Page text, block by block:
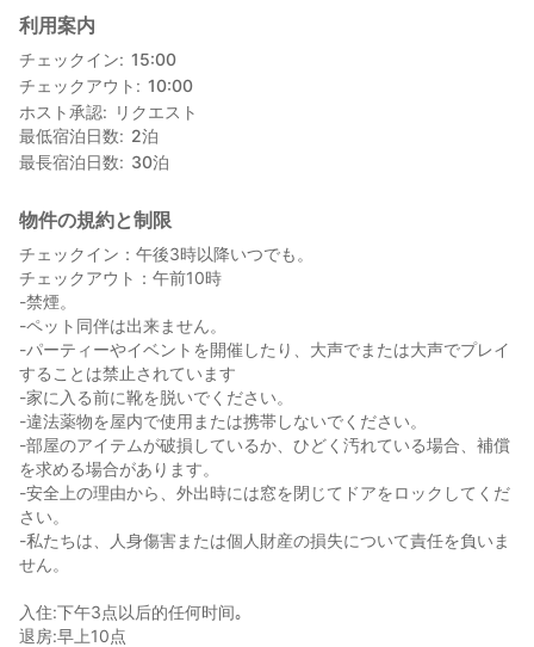
利用案内
チェックイン
15:00
チェックアウト
10:00
ホスト承認
リクエスト
最低宿泊日数
2泊
最長宿泊日数
30泊
物件の規約と制限
チェックイン：午後3時以降いつでも。
チェックアウト：午前10時
-禁煙。
-ペット同伴は出来ません。
-パーティーやイベントを開催したり、大声でまたは大声でプレイ
することは禁止されています
-家に入る前に靴を脱いでください。
-違法薬物を屋内で使用または携帯しないでください。
-部屋のアイテムが破損しているか、ひどく汚れている場合、補償
を求める場合があります。
-安全上の理由から、外出時には窓を閉じてドアをロックしてくだ
さい。
-私たちは、人身傷害または個人財産の損失について責任を負いま
せん。
入住:下午3点以后的任何时间｡
退房:早上10点